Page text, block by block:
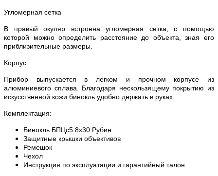
Угломерная сетка
В правый окуляр встроена угломерная сетка, с помощью
которой можно определить расстояние до объекта, зная его
приблизительные размеры.
Корпус
Прибор выпускается в легком и прочном корпусе из
алюминиевого сплава. Благодаря нескользящему покрытию из
искусственной кожи бинокль удобно держать в руках.
Комплектация:
Бинокль БПЦс5 8х30 Рубин
Защитные крышки объективов
Ремешок
Чехол
Инструкция по эксплуатации и гарантийный талон